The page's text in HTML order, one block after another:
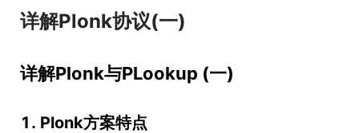
详解Plonk协议(一)
详解Plonk与PLookup (一)
1. Plonk方案特点